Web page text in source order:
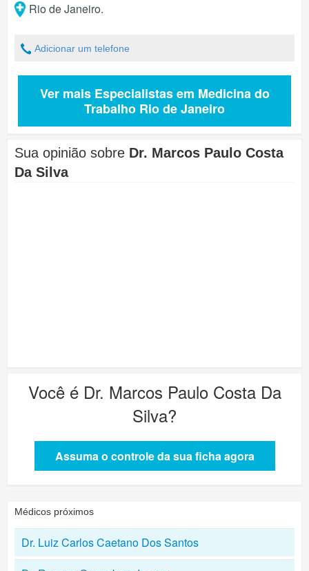
Rio de Janeiro.
Adicionar um telefone
Ver mais Especialistas em Medicina do
Trabalho Rio de Janeiro
Sua opinião sobre Dr. Marcos Paulo Costa
Da Silva
Você é Dr. Marcos Paulo Costa Da
Silva?
Assuma o controle da sua ficha agora
Médicos próximos
Dr. Luiz Carlos Caetano Dos Santos